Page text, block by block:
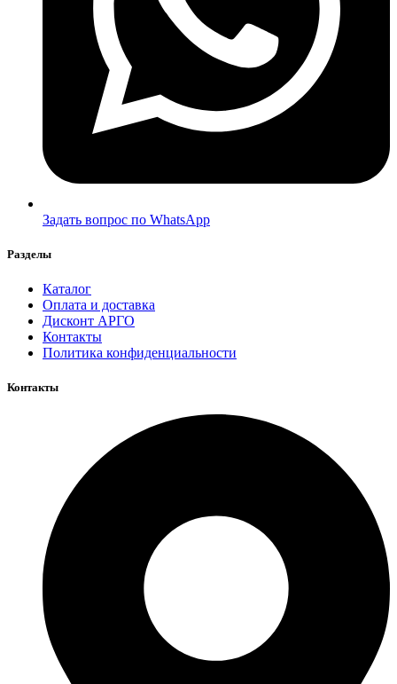
Задать вопрос по WhatsApp
Разделы
Каталог
Оплата и доставка
Дисконт АРГО
Контакты
Политика конфиденциальности
Контакты